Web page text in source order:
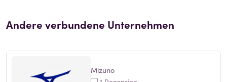
Andere verbundene Unternehmen
Mizuno